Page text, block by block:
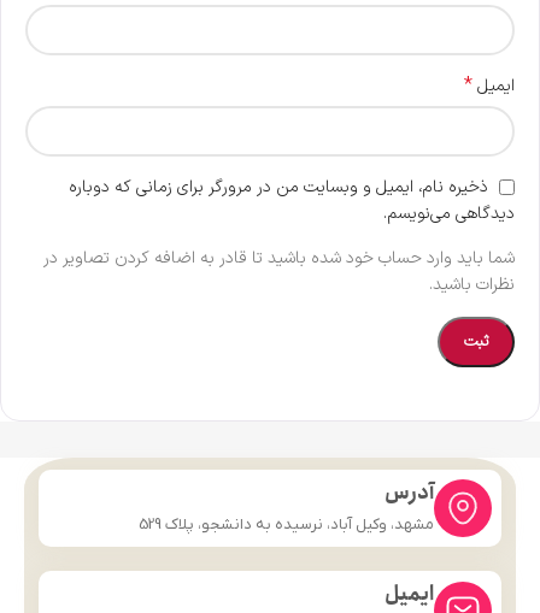
ایمیل*
ذخیره نام، ایمیل و وبسایت من در مرورگر برای زمانی که دوباره
دیدگاهی می‌نویسم.
شما باید وارد حساب خود شده باشید تا قادر به اضافه کردن تصاویر در
نظرات باشید.
آدرس
مشهد، وکیل آباد، نرسیده به دانشجو، پلاک 529
ایمیل